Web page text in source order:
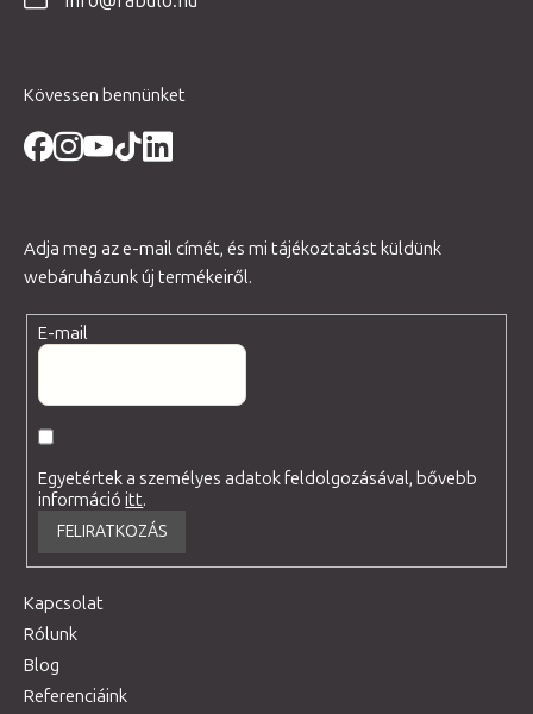
Kövessen bennünket
Adja meg az e-mail címét, és mi tájékoztatást küldünk
webáruházunk új termékeiről.
E-mail
Egyetértek a személyes adatok feldolgozásával, bővebb
információitt.
FELIRATKOZÁS
Kapcsolat
Rólunk
Blog
Referenciáink